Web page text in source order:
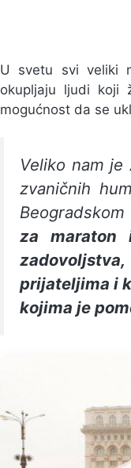
U svetu svi veliki
okupljaju ljudi koji
mogućnost da se
Veliko nam
zvaničnih
Beogradskom
za maraton
prijateljima i
kojima je